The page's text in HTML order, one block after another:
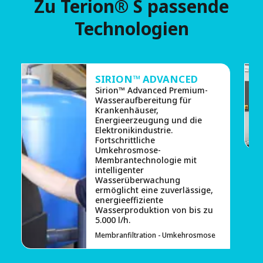
Zu Terion® S passende
Technologien
SIRION™ ADVANCED
Sirion™ Advanced Premium-
Wasseraufbereitung für
Krankenhäuser,
Energieerzeugung und die
Elektronikindustrie.
Fortschrittliche
Umkehrosmose-
Membrantechnologie mit
intelligenter
Wasserüberwachung
ermöglicht eine zuverlässige,
energieeffiziente
Wasserproduktion von bis zu
5.000 l/h.
Membranfiltration - Umkehrosmose